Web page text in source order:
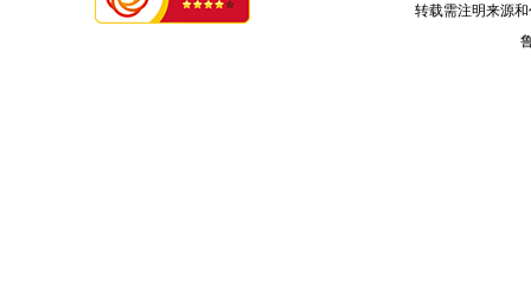
转载需注明来源